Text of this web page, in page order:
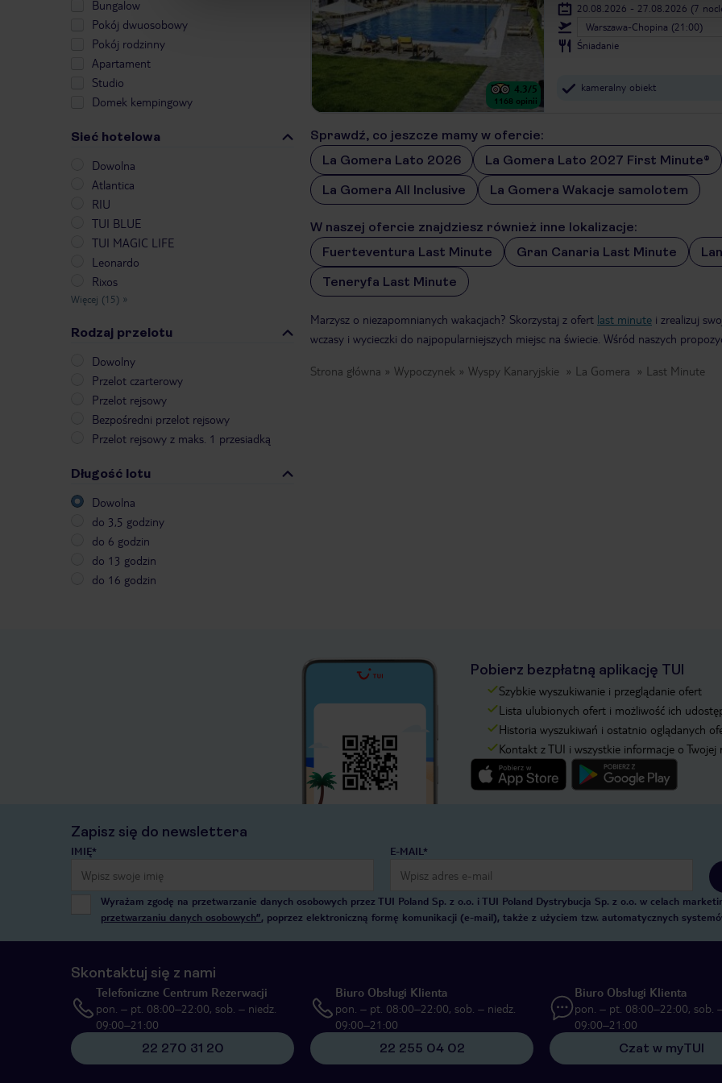
Bungalow
Pokój dwuosobowy
Pokój rodzinny
Apartament
Studio
Domek kempingowy
Sieć hotelowa
Dowolna
Atlantica
RIU
TUI BLUE
TUI MAGIC LIFE
Leonardo
Rixos
Więcej (15) »
Rodzaj przelotu
Dowolny
Przelot czarterowy
Przelot rejsowy
Bezpośredni przelot rejsowy
Przelot rejsowy z maks. 1 przesiadką
Długość lotu
Dowolna
do 3,5 godziny
do 6 godzin
do 13 godzin
do 16 godzin
4.3/5
1168 opinii
20.08.2026 - 27.08.2026 (7
Warszawa-Chopina (21:00)
Śniadanie
kameralny obiekt
Sprawdź, co jeszcze mamy w ofercie:
La Gomera Lato 2026
La Gomera Lato 2027 First Minute®
La Gomera All Inclusive
La Gomera Wakacje samolotem
W naszej ofercie znajdziesz również inne lokalizacje:
Fuerteventura Last Minute
Gran Canaria Last Minute
Teneryfa Last Minute
Marzysz o niezapomnianych wakacjach? Skorzystaj z ofert last minute i zrealizuj
wczasy i wycieczki do najpopularniejszych miejsc na świecie. Wśród naszych
Strona główna Wypoczynek Wyspy Kanaryjskie La Gomera Last Minute
Pobierz bezpłatną aplikację TUI
Szybkie wyszukiwanie i przeglądanie ofert
Lista ulubionych ofert i możliwość ich
Historia wyszukiwań i ostatnio oglądanych
Kontakt z TUI i wszystkie informacje o Twojej
Zapisz się do newslettera
IMIĘ* E-MAIL*
Wyrażam zgodę na przetwarzanie danych osobowych przez TUI Poland Sp. z o.o. i TUI Poland Dystrybucja Sp. z o.o. w celach
przetwarzaniu danych osobowych”, poprzez elektroniczną formę komunikacji (e-mail), także z użyciem tzw. automatycznych
Skontaktuj się z nami
Telefoniczne Centrum Rezerwacji
pon. – pt. 08:00–22:00, sob. – niedz.
09:00–21:00
22 270 31 20
Biuro Obsługi Klienta
pon. – pt. 08:00–22:00, sob. – niedz.
09:00–21:00
22 255 04 02
Biuro Obsługi Klienta
pon. – pt. 08:00–22:00, sob.
09:00–21:00
Czat w myTUI